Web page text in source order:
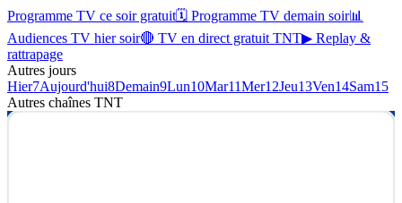
Programme TV ce soir gratuit🗓 Programme TV demain soir📊
Audiences TV hier soir🔴 TV en direct gratuit TNT▶ Replay &
rattrapage
Autres jours
Hier7Aujourd'hui8Demain9Lun10Mar11Mer12Jeu13Ven14Sam15
Autres chaînes TNT